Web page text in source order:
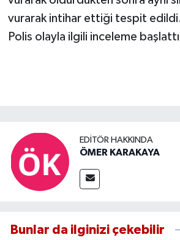
vurarak intihar ettiği tespit
Polis olayla ilgili inceleme
EDITÖR HAKKINDA
ÖMER KARAKAYA
Bunlar da ilginizi çekebilir